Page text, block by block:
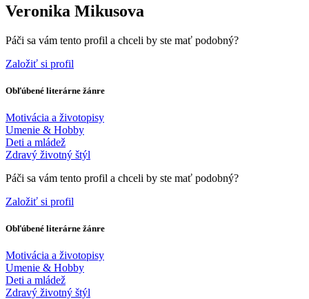
Veronika Mikusova
Páči sa vám tento profil a chceli by ste mať podobný?
Založiť si profil
Obľúbené literárne žánre
Motivácia a životopisy
Umenie & Hobby
Deti a mládež
Zdravý životný štýl
Páči sa vám tento profil a chceli by ste mať podobný?
Založiť si profil
Obľúbené literárne žánre
Motivácia a životopisy
Umenie & Hobby
Deti a mládež
Zdravý životný štýl